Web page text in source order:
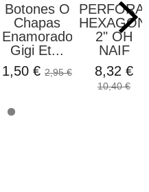
Botones O
Chapas
Enamorados
Gigi Et...
1,50 € 2,95 €
2" OH
NAIF
8,32 €
10,40 €